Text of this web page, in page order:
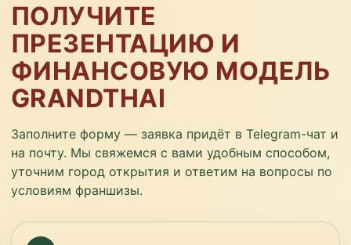
ПОЛУЧИТЕ
ПРЕЗЕНТАЦИЮ И
ФИНАНСОВУЮ МОДЕЛЬ
GRANDTHAI
Заполните форму — заявка придёт в Telegram-чат и
на почту. Мы свяжемся с вами удобным способом,
уточним город открытия и ответим на вопросы по
условиям франшизы.